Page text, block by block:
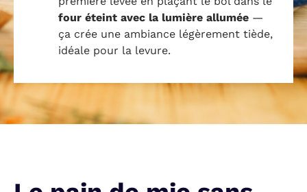
four éteint avec la lumière allumée —
ça crée une ambiance légèrement tiède,
idéale pour la levure.